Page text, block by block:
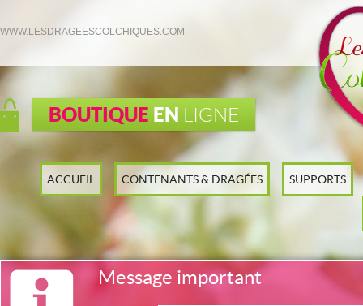
WWW.LESDRAGEESCOLCHIQUES.COM
BOUTIQUE EN LIGNE
ACCUEIL CONTENANTS & DRAGÉES SUPPORTS
Message important